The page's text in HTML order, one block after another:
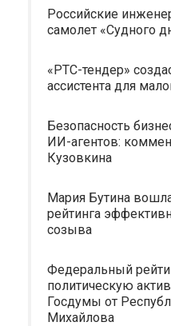
Российские
самолет «Судного
«РТС-тендер»
ассистента для
Безопасность
ИИ-агентов:
Кузовкина
Мария Бутина
рейтинга
созыва
Федеральный
политическую
Госдумы от
Михайлова